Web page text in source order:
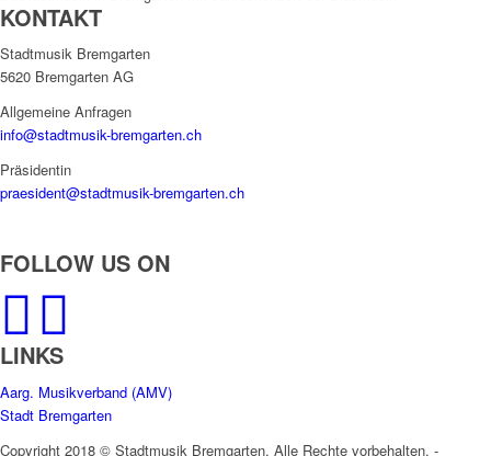
KONTAKT
Stadtmusik Bremgarten
5620 Bremgarten AG
Allgemeine Anfragen
info@stadtmusik-bremgarten.ch
Präsidentin
praesident@stadtmusik-bremgarten.ch
FOLLOW US ON
LINKS
Aarg. Musikverband (AMV)
Stadt Bremgarten
Copyright 2018 © Stadtmusik Bremgarten. Alle Rechte vorbehalten. -